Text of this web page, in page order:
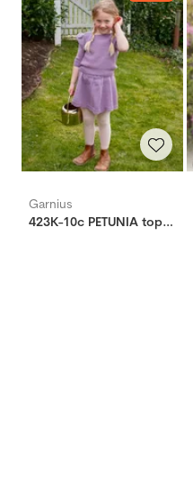
Garnius
423K-10c PETUNIA topp mini (Woolevo)